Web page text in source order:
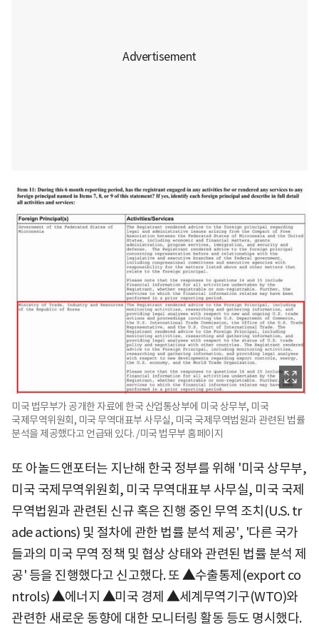
미국 법무부가 공개한 자료에 한국 산업통상부에 미국 상무부, 미국
국제무역위원회, 미국 무역대표부 사무실, 미국 국제무역법원과 관련된 법률
분석을 제공했다고 언급돼 있다. /미국 법무부 홈페이지
또 아놀드앤포터는 지난해 한국 정부를 위해 '미국 상무부,
미국 국제무역위원회, 미국 무역대표부 사무실, 미국 국제
무역법원과 관련된 신규 혹은 진행 중인 무역 조치(U.S. tr
ade actions) 및 절차에 관한 법률 분석 제공', '다른 국가
들과의 미국 무역 정책 및 협상 상태와 관련된 법률 분석 제
공' 등을 진행했다고 신고했다. 또▲수출통제(export co
ntrols)▲에너지 ▲미국 경제 ▲세계무역기구(WTO)와
관련한 새로운 동향에 대한 모니터링 활동 등도 명시했다.